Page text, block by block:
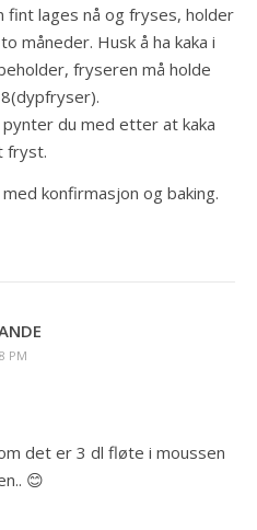
fint lages nå og fryses, holder
måneder. Husk å ha kaka i
fryseren må holde
du med etter at kaka
fryst.
konfirmasjon og baking.
PM
det er 3 dl fløte i moussen
😊